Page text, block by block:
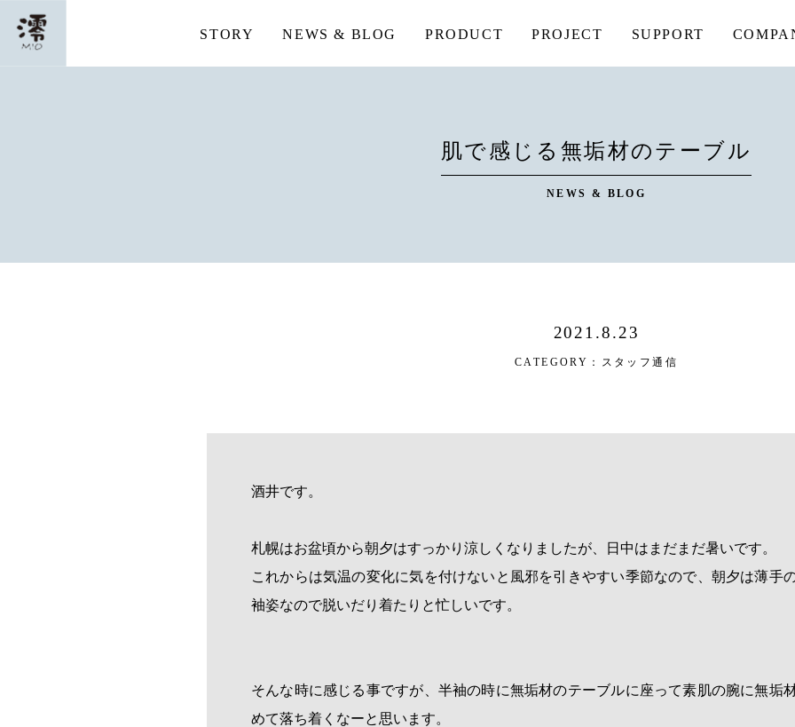
STORY NEWS & BLOG PRODUCT PROJECT SUPPORT
肌で感じる無垢材のテーブル
NEWS & BLOG
2021.8.23
CATEGORY： スタッフ通信
酒井です。
札幌はお盆頃から朝夕はすっかり涼しくなりましたが、日中はまだまだ暑いです。
これからは気温の変化に気を付けないと風邪を引きやすい季節なので、朝夕は薄手
袖姿なので脱いだり着たりと忙しいです。
そんな時に感じる事ですが、半袖の時に無垢材のテーブルに座って素肌の腕に無垢
めて落ち着くなーと思います。